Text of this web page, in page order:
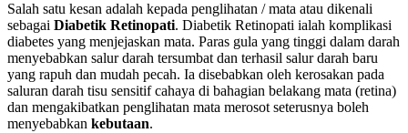
Salah satu kesan adalah kepada penglihatan / mata atau dikenali
sebagai Diabetik Retinopati. Diabetik Retinopati ialah komplikasi
diabetes yang menjejaskan mata. Paras gula yang tinggi dalam darah
menyebabkan salur darah tersumbat dan terhasil salur darah baru
yang rapuh dan mudah pecah. Ia disebabkan oleh kerosakan pada
saluran darah tisu sensitif cahaya di bahagian belakang mata (retina)
dan mengakibatkan penglihatan mata merosot seterusnya boleh
menyebabkan kebutaan.